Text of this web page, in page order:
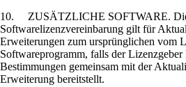
10. ZUSÄTZLICHE SOFTWARE.
Softwarelizenzvereinbarung gilt für
Erweiterungen zum ursprünglichen vom
Softwareprogramm, falls der Lizenzgeber
Bestimmungen gemeinsam mit der
Erweiterung bereitstellt.